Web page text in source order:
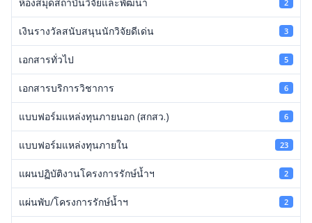
2
เงินรางวัลสนับสนุนนักวิจัยดีเด่น 3
เอกสารทั่วไป 5
เอกสารบริการวิชาการ 6
แบบฟอร์มแหล่งทุนภายนอก (สกสว.) 6
แบบฟอร์มแหล่งทุนภายใน 23
แผนปฏิบัติงานโครงการรักษ์น้ำฯ 2
แผ่นพับ/โครงการรักษ์น้ำฯ 2